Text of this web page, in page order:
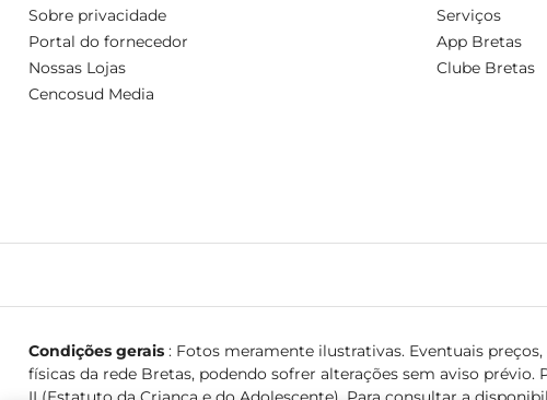
Sobre privacidade
Portal do fornecedor
Nossas Lojas
Cencosud Media
Serviços
App Bretas
Clube Bretas
Condições gerais: Fotos meramente ilustrativas. Eventuais
físicas da rede Bretas, podendo sofrer alterações sem aviso prévio.